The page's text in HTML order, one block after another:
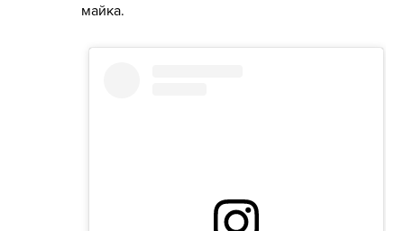
майка.